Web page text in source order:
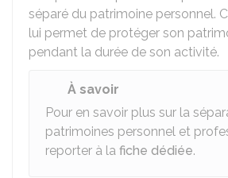
séparé du patrimoine personnel.
lui permet de protéger son
pendant la durée de son activité.
À savoir
Pour en savoir plus sur la
patrimoines personnel et
reporter à la fiche dédiée.